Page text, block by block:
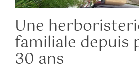
Une
familiale depuis
30 ans